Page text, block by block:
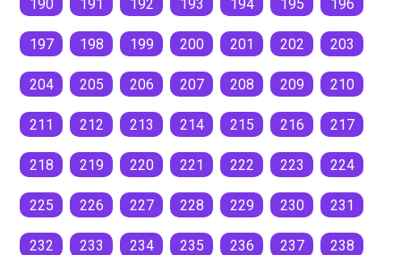
190 191 192 193 194 195 196
197 198 199 200 201 202 203
204 205 206 207 208 209 210
211 212 213 214 215 216 217
218 219 220 221 222 223 224
225 226 227 228 229 230 231
232 233 234 235 236 237 238